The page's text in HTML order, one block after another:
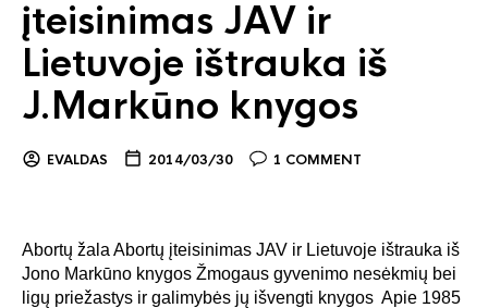
įteisinimas JAV ir
Lietuvoje ištrauka iš
J.Markūno knygos
EVALDAS 2014/03/30 1 COMMENT
Abortų žala Abortų įteisinimas JAV ir Lietuvoje ištrauka iš
Jono Markūno knygos Žmogaus gyvenimo nesėkmių bei
ligų priežastys ir galimybės jų išvengti knygos Apie 1985